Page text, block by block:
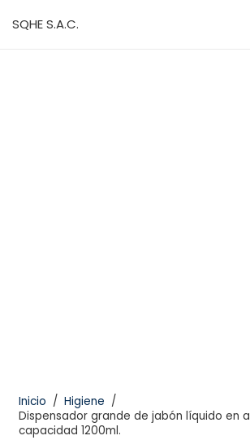
SQHE S.A.C.
Inicio / Higiene /
Dispensador grande de jabón líquido en
capacidad 1200ml.